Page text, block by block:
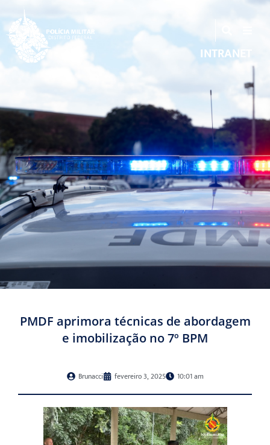
INTRANET
PMDF aprimora técnicas de abordagem
e imobilização no 7º BPM
Brunacci fevereiro 3, 2025 10:01 am